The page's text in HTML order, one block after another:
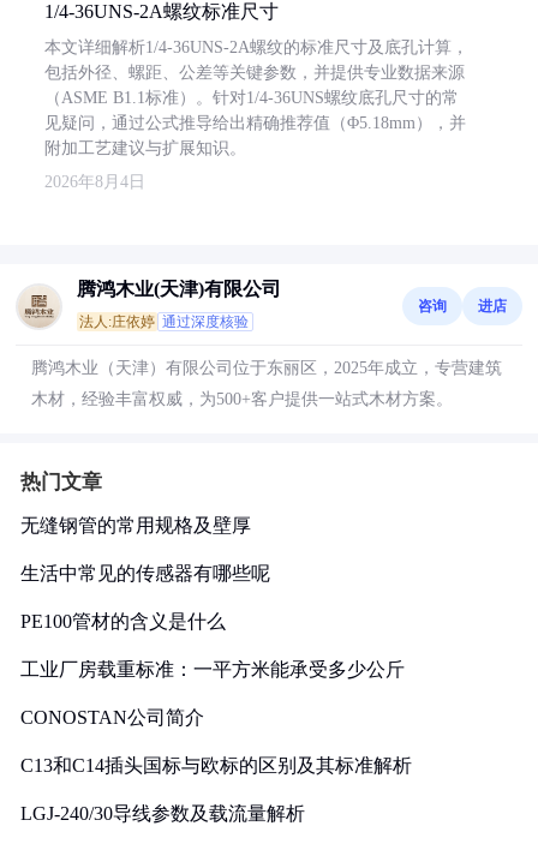
1/4-36UNS-2A螺纹标准尺寸
本文详细解析1/4-36UNS-2A螺纹的标准尺寸及底孔计算，
包括外径、螺距、公差等关键参数，并提供专业数据来源
（ASME B1.1标准）。针对1/4-36UNS螺纹底孔尺寸的常
见疑问，通过公式推导给出精确推荐值（Φ5.18mm），并
附加工艺建议与扩展知识。
2026年8月4日
腾鸿木业(天津)有限公司
法人:庄依婷 通过深度核验
咨询 进店
腾鸿木业（天津）有限公司位于东丽区，2025年成立，专营建筑
木材，经验丰富权威，为500+客户提供一站式木材方案。
热门文章
无缝钢管的常用规格及壁厚
生活中常见的传感器有哪些呢
PE100管材的含义是什么
工业厂房载重标准：一平方米能承受多少公斤
CONOSTAN公司简介
C13和C14插头国标与欧标的区别及其标准解析
LGJ-240/30导线参数及载流量解析